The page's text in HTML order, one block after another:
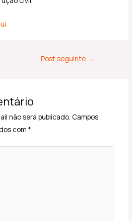
Post seguinte →
não será publicado. Campos
com *